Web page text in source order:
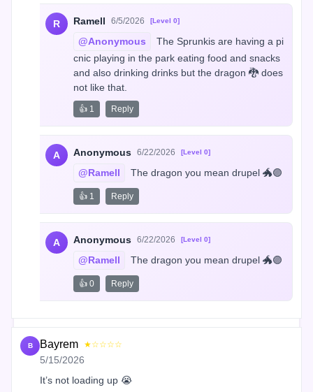
R Ramell 6/5/2026 [Level 0]
@Anonymous
The Sprunkis are having a pi
cnic playing in the park eating food and snacks
and also drinking drinks but the dragon 🐉 does
not like that.
👍 1 Reply
A Anonymous 6/22/2026 [Level 0]
@Ramell The dragon you mean drupel 🐲🟣
👍 1 Reply
A Anonymous 6/22/2026 [Level 0]
@Ramell The dragon you mean drupel 🐲🟣
👍 0 Reply
B Bayrem ★☆☆☆☆
5/15/2026
It’s not loading up 😭